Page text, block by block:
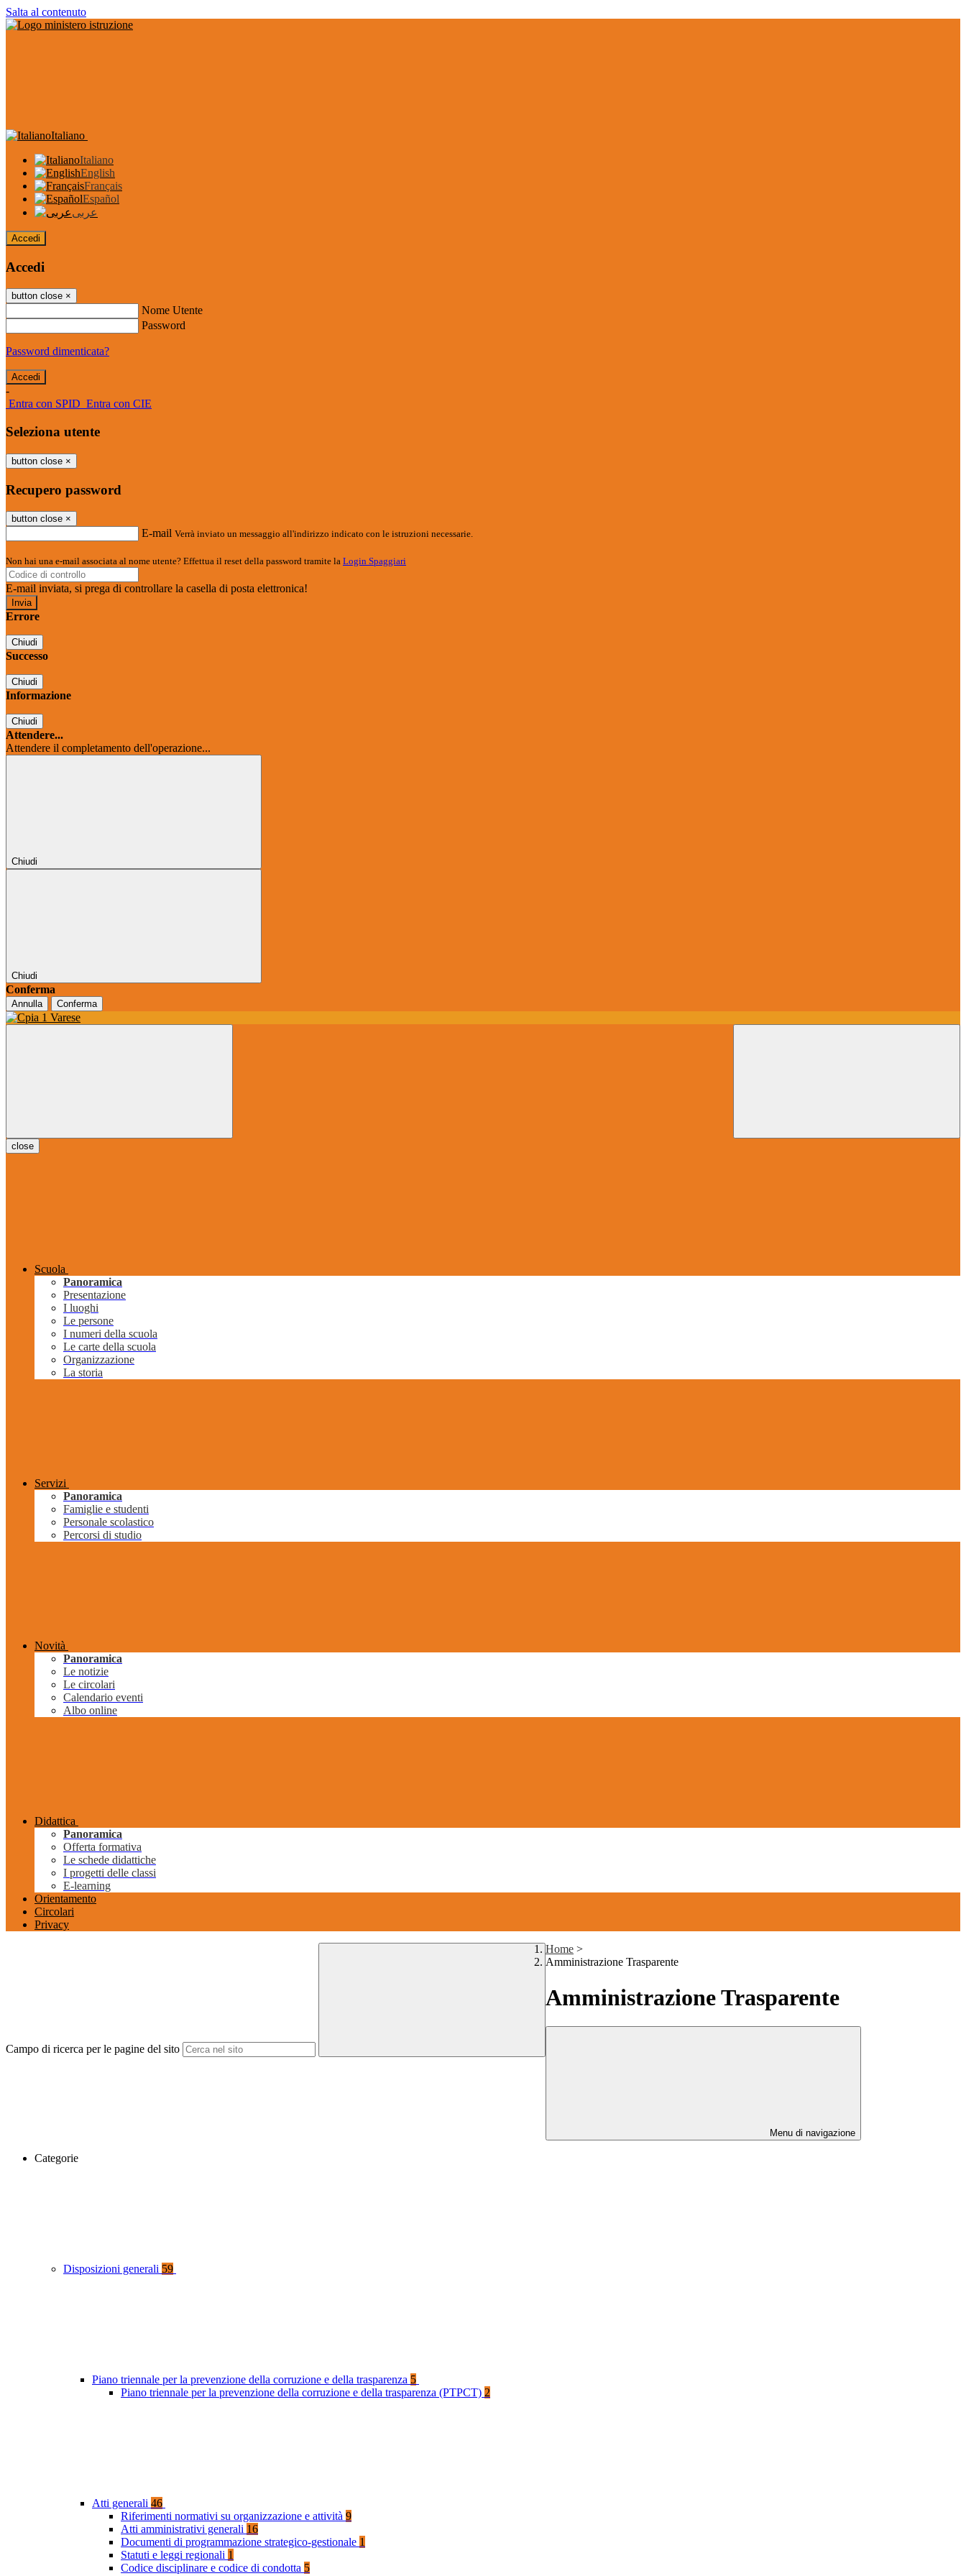
Salta al contenuto
Italiano
Italiano
English
Français
Español
عربى
Accedi
Accedi
button close ×
Nome Utente
Password
Password dimenticata?
-
Entra con SPID Entra con CIE
Seleziona utente
button close ×
Recupero password
button close ×
E-mail Verrà inviato un messaggio all'indirizzo indicato con le istruzioni necessarie.
Non hai una e-mail associata al nome utente? Effettua il reset della password tramite la Login Spaggiari
E-mail inviata, si prega di controllare la casella di posta elettronica!
Errore
Chiudi
Successo
Chiudi
Informazione
Chiudi
Attendere...
Attendere il completamento dell'operazione...
Chiudi
Chiudi
Conferma
Annulla Conferma
close
Scuola
Panoramica
Presentazione
I luoghi
Le persone
I numeri della scuola
Le carte della scuola
Organizzazione
La storia
Servizi
Panoramica
Famiglie e studenti
Personale scolastico
Percorsi di studio
Novità
Panoramica
Le notizie
Le circolari
Calendario eventi
Albo online
Didattica
Panoramica
Offerta formativa
Le schede didattiche
I progetti delle classi
E-learning
Orientamento
Circolari
Privacy
Campo di ricerca per le pagine del sito
Home >
Amministrazione Trasparente
Amministrazione Trasparente
Menu di navigazione
Categorie
Disposizioni generali 59
Piano triennale per la prevenzione della corruzione e della trasparenza 5
Piano triennale per la prevenzione della corruzione e della trasparenza (PTPCT) 2
Atti generali 46
Riferimenti normativi su organizzazione e attività 9
Atti amministrativi generali 16
Documenti di programmazione strategico-gestionale 1
Statuti e leggi regionali 1
Codice disciplinare e codice di condotta 5